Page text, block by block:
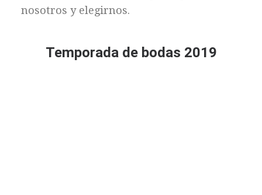
nosotros y elegirnos.
Temporada de bodas 2019